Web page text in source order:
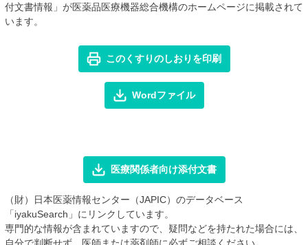
付文書情報」が医薬品医療機器総合機構のホームページに掲載されて
います。
このくすりのしおりを印刷
Wordファイル
医療関係者向け添付文書
（財）日本医薬情報センター（JAPIC）のデータベース
「iyakuSearch」にリンクしています。
専門的な情報が含まれていますので、疑問などを持たれた場合には、